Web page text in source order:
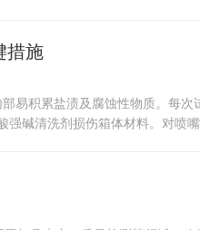
措施
易积累盐渍及腐蚀性物质。每
碱清洗剂损伤箱体材料。对喷嘴